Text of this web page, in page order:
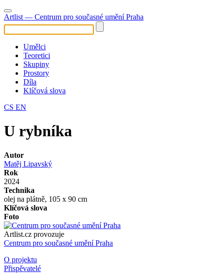
Artlist — Centrum pro současné umění Praha
Umělci
Teoretici
Skupiny
Prostory
Díla
Klíčová slova
CS EN
U rybníka
Autor
Matěj Lipavský
Rok
2024
Technika
olej na plátně, 105 x 90 cm
Klíčová slova
Foto
Artlist.cz provozuje
Centrum pro současné umění Praha
O projektu
Přispěvatelé